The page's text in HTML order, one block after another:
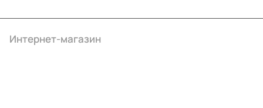
Интернет-магазин